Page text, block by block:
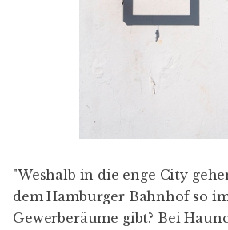
"Weshalb in die enge City
dem Hamburger Bahnhof so
Gewerberäume gibt? Bei